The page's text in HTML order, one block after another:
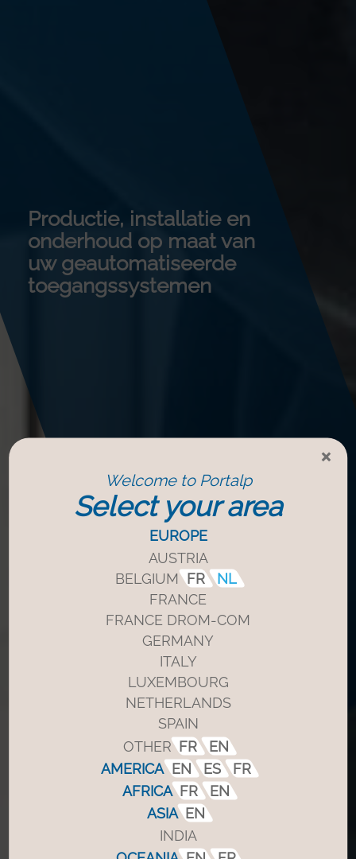
Productie, installatie en
onderhoud op maat van
uw geautomatiseerde
toegangssystemen
×
Welcome to Portalp
Select your area
EUROPE
AUSTRIA
BELGIUM FR
NL
FRANCE
FRANCE DROM-COM
GERMANY
ITALY
LUXEMBOURG
NETHERLANDS
SPAIN
OTHER FR
EN
AMERICA EN ES
FR
AFRICA FR
EN
ASIA EN
INDIA